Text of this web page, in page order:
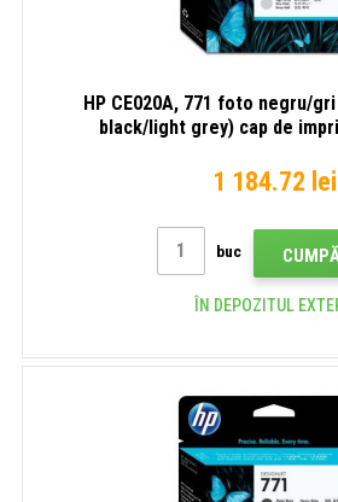
HP CE020A, 771 foto negru/
black/light grey) cap de
1 184.72 lei
buc
ÎN DEPOZITUL